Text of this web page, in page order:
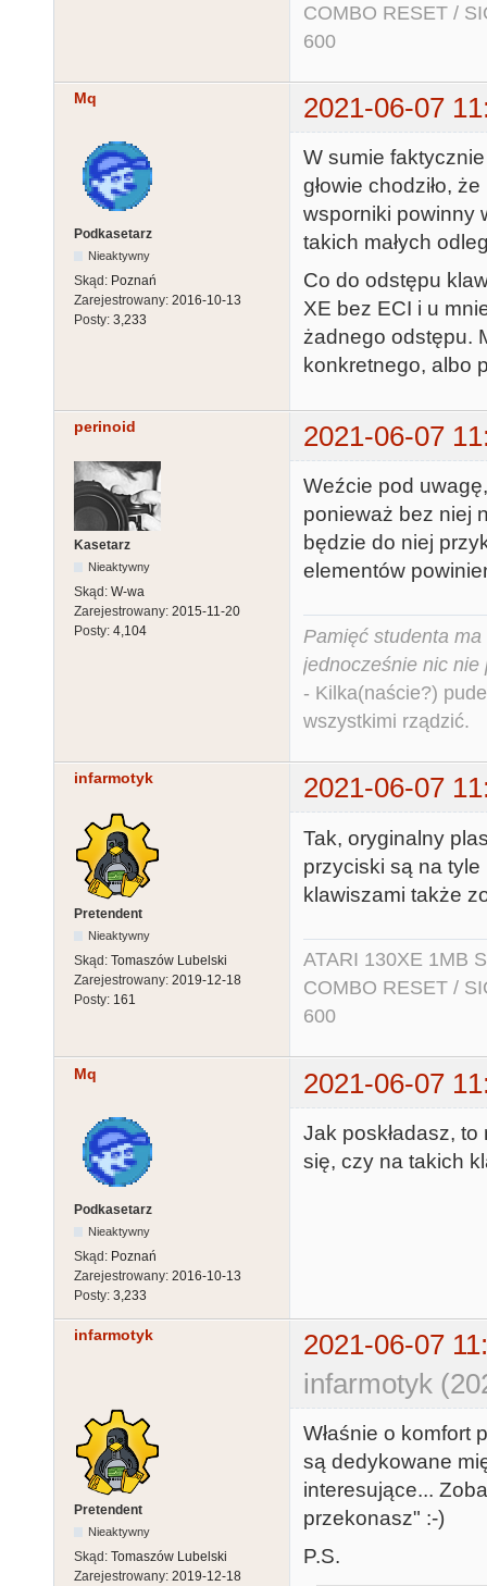
COMBO RESET /
600
Mq 2021-06-07
Podkasetarz
Nieaktywny
Skąd: Poznań
Zarejestrowany: 2016-10-13
Posty: 3,233
W sumie
głowie chodziło,
wsporniki powinny
takich małych
Co do odstępu
XE bez ECI i u
żadnego odstępu.
konkretnego, albo
perinoid 2021-06-07
Kasetarz
Nieaktywny
Skąd: W-wa
Zarejestrowany: 2015-11-20
Posty: 4,104
Weźcie pod
ponieważ bez niej
będzie do niej
elementów
Pamięć studenta
jednocześnie nic nie
- Kilka(naście?)
wszystkimi rządzić.
infarmotyk 2021-06-07
Pretendent
Nieaktywny
Skąd: Tomaszów Lubelski
Zarejestrowany: 2019-12-18
Posty: 161
Tak, oryginalny
przyciski są na tyle
klawiszami także
ATARI 130XE 1MB
COMBO RESET /
600
Mq 2021-06-07
Podkasetarz
Nieaktywny
Skąd: Poznań
Zarejestrowany: 2016-10-13
Posty: 3,233
Jak poskładasz,
się, czy na takich
infarmotyk
2021-06-07
infarmotyk
Pretendent
Nieaktywny
Skąd: Tomaszów Lubelski
Zarejestrowany: 2019-12-18
Właśnie o komfort
są dedykowane
interesujące...
przekonasz" :-)
P.S.